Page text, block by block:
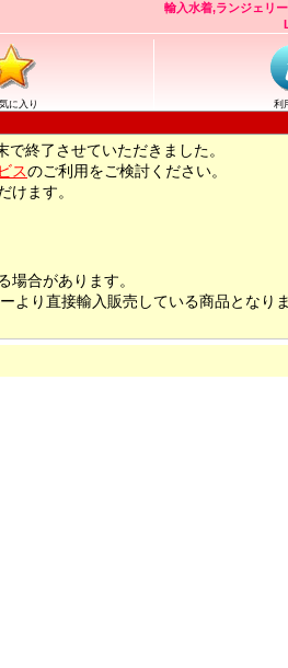
輸入水着,ランジェリ
に入り 利
終了させていただきました。
スのご利用をご検討ください。
けます。
場合があります。
より直接輸入販売している商品となりま